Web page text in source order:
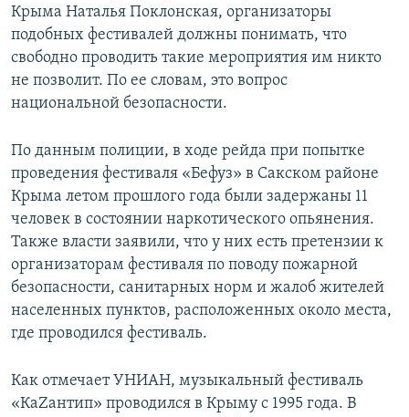
Крыма Наталья Поклонская, организаторы
подобных фестивалей должны понимать, что
свободно проводить такие мероприятия им никто
не позволит. По ее словам, это вопрос
национальной безопасности.
По данным полиции, в ходе рейда при попытке
проведения фестиваля «Бефуз» в Сакском районе
Крыма летом прошлого года были задержаны 11
человек в состоянии наркотического опьянения.
Также власти заявили, что у них есть претензии к
организаторам фестиваля по поводу пожарной
безопасности, санитарных норм и жалоб жителей
населенных пунктов, расположенных около места,
где проводился фестиваль.
Как отмечает УНИАН, музыкальный фестиваль
«КаZантип» проводился в Крыму с 1995 года. В